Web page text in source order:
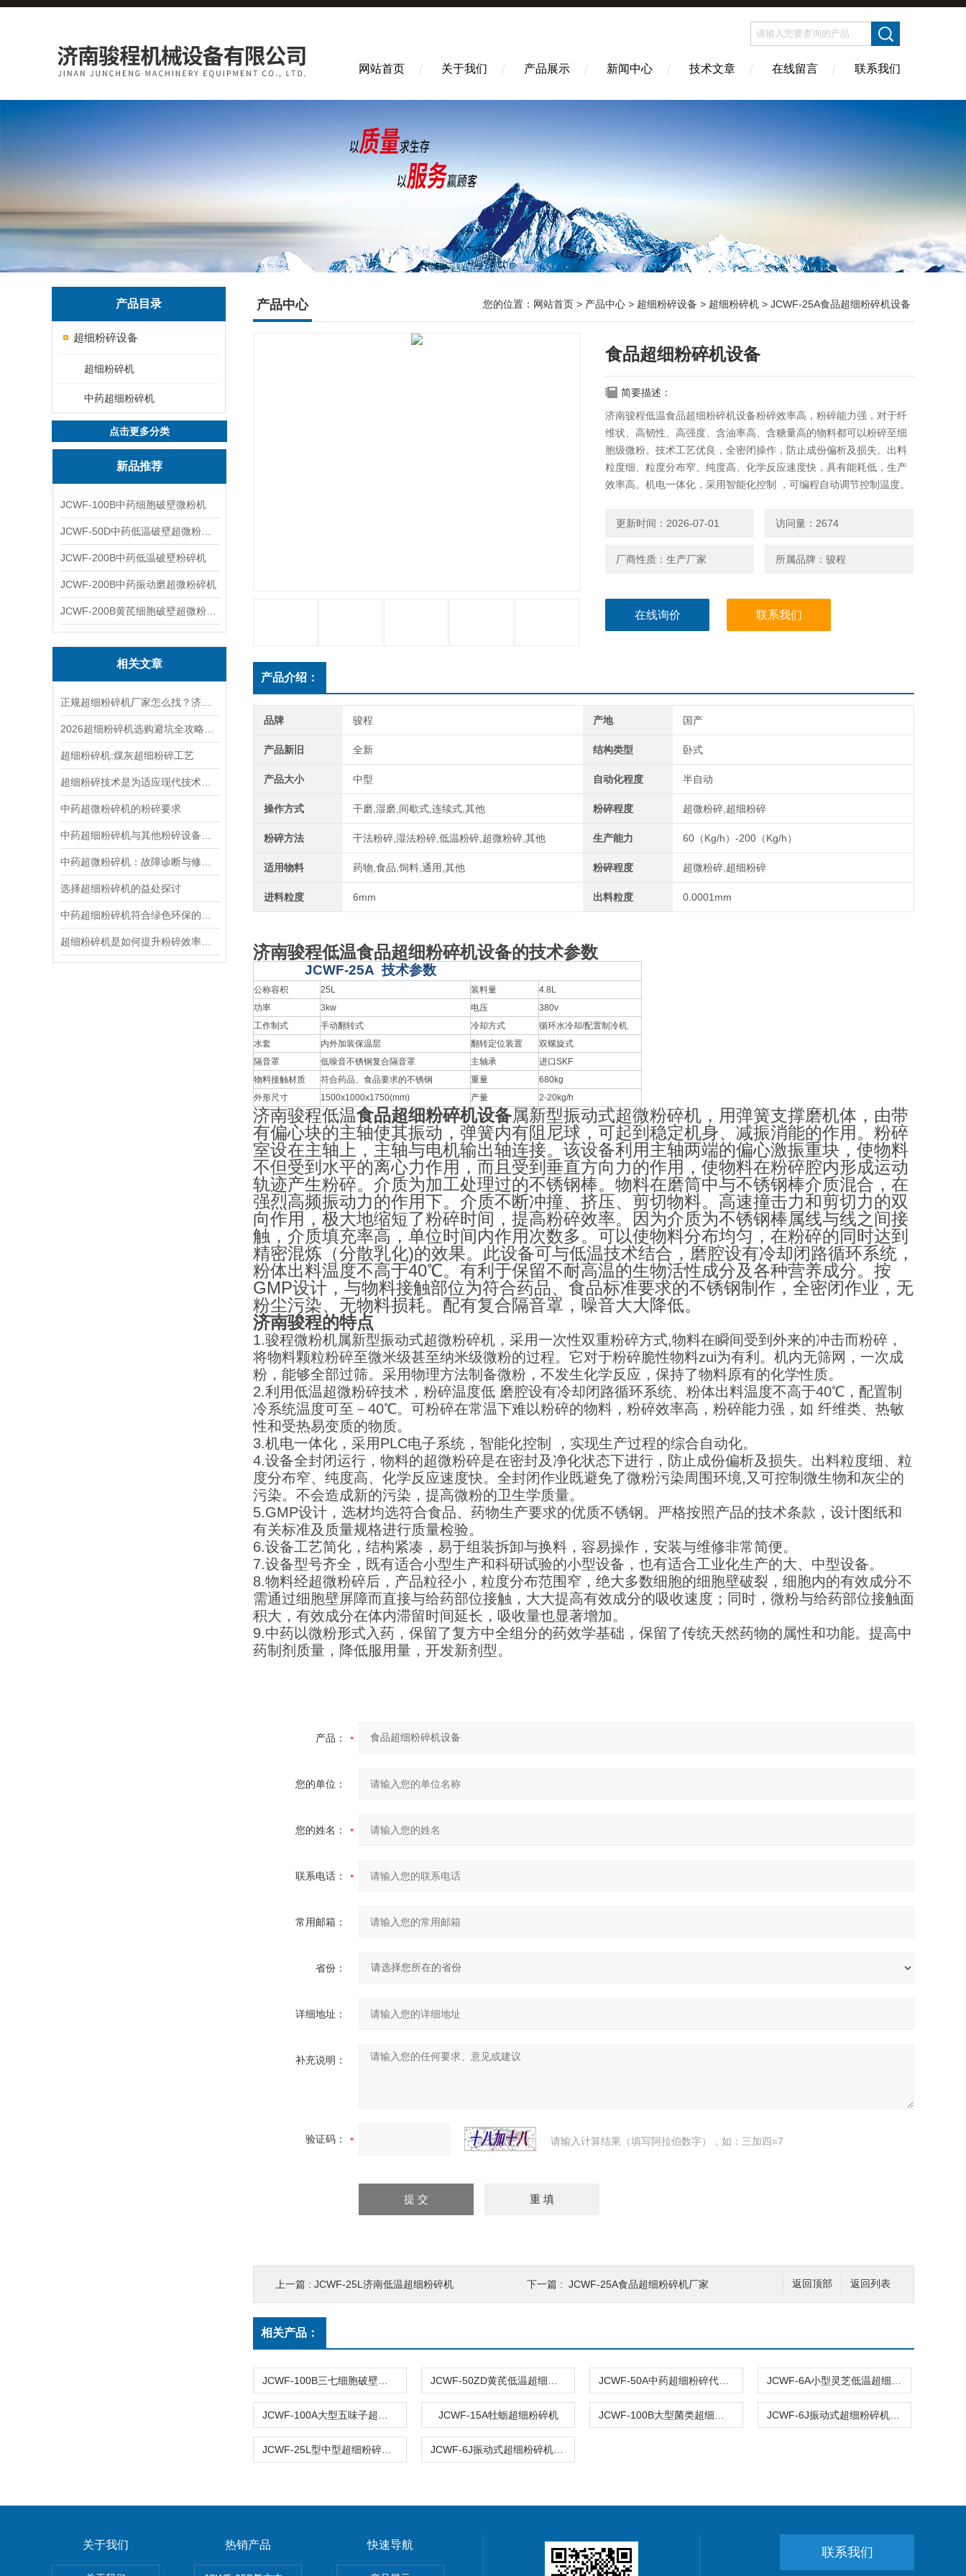
网站首页 关于我们 产品展示 新闻中心 技术文章 在线留言 联系我们
产品目录
超细粉碎设备
超细粉碎机
中药超细粉碎机
点击更多分类
新品推荐
JCWF-100B中药细胞破壁微粉机
JCWF-200B中药低温破壁粉碎机
JCWF-200B中药振动磨超微粉碎机
相关文章
超细粉碎机:煤灰超细粉碎工艺
中药超微粉碎机的粉碎要求
选择超细粉碎机的益处探讨
产品中心 您的位置： 网站首页 > 产品中心 > 超细粉碎设备 > 超细粉碎机 > JCWF-25A食品超细粉碎机设备
食品超细粉碎机设备
简要描述：
济南骏程低温食品超细粉碎机设备粉碎效率高，粉碎能力强，对于纤
维状、高韧性、高强度、含油率高、含糖量高的物料都可以粉碎至细
胞级微粉。技术工艺优良，全密闭操作，防止成份偏析及损失。出料
粒度细、粒度分布窄、纯度高、化学反应速度快，具有能耗低，生产
效率高。机电一体化，采用智能化控制 ，可编程自动调节控制温度。
更新时间：2026-07-01 访问量：2674
厂商性质：生产厂家 所属品牌：骏程
在线询价 联系我们
产品介绍：
品牌 骏程 产地 国产
产品新旧 全新 结构类型 卧式
产品大小 中型 自动化程度 半自动
操作方式 干磨,湿磨,间歇式,连续式,其他 粉碎程度 超微粉碎,超细粉碎
粉碎方法 干法粉碎,湿法粉碎,低温粉碎,超微粉碎,其他 生产能力 60（Kg/h）-200（Kg/h）
适用物料 药物,食品,饲料,通用,其他 粉碎程度 超微粉碎,超细粉碎
进料粒度 6mm 出料粒度 0.0001mm
济南骏程低温食品超细粉碎机设备的技术参数
JCWF-25A技术参数
公称容积 25L 装料量
4.8L
功率
3kw 电压
380v
工作制式
手动翻转式 冷却方式 循环水冷却/配置制冷机
水套
内外加装保温层 翻转定位装置
双螺旋式
隔音罩
低噪音不锈钢复合隔音罩 主轴承 进口SKF
物料接触材质
符合药品、食品要求的不锈钢 重量
680kg
外形尺寸
1500x1000x1750(mm) 产量 2-20kg/h
济南骏程低温食品超细粉碎机设备属新型振动式超微粉碎机，用弹簧支撑磨机体，由带
有偏心块的主轴使其振动，弹簧内有阻尼球，可起到稳定机身、减振消能的作用。粉碎
室设在主轴上，主轴与电机输出轴连接。该设备利用主轴两端的偏心激振重块，使物料
不但受到水平的离心力作用，而且受到垂直方向力的作用，使物料在粉碎腔内形成运动
轨迹产生粉碎。介质为加工处理过的不锈钢棒。物料在磨筒中与不锈钢棒介质混合，在
强烈高频振动力的作用下。介质不断冲撞、挤压、剪切物料。高速撞击力和剪切力的双
向作用，极大地缩短了粉碎时间，提高粉碎效率。因为介质为不锈钢棒属线与线之间接
触，介质填充率高，单位时间内作用次数多。可以使物料分布均匀，在粉碎的同时达到
精密混炼（分散乳化)的效果。此设备可与低温技术结合，磨腔设有冷却闭路循环系统，
粉体出料温度不高于40℃。有利于保留不耐高温的生物活性成分及各种营养成分。按
GMP设计，与物料接触部位为符合药品、食品标准要求的不锈钢制作，全密闭作业，无
粉尘污染、无物料损耗。配有复合隔音罩，噪音大大降低。
济南骏程的特点
1.骏程微粉机属新型振动式超微粉碎机，采用一次性双重粉碎方式,物料在瞬间受到外来的冲击而粉碎，
将物料颗粒粉碎至微米级甚至纳米级微粉的过程。它对于粉碎脆性物料zui为有利。机内无筛网，一次成
粉，能够全部过筛。采用物理方法制备微粉，不发生化学反应，保持了物料原有的化学性质。
2.利用低温超微粉碎技术，粉碎温度低 磨腔设有冷却闭路循环系统、粉体出料温度不高于40℃，配置制
冷系统温度可至－40℃。可粉碎在常温下难以粉碎的物料，粉碎效率高，粉碎能力强，如 纤维类、热敏
性和受热易变质的物质。
3.机电一体化，采用PLC电子系统，智能化控制 ，实现生产过程的综合自动化。
4.设备全封闭运行，物料的超微粉碎是在密封及净化状态下进行，防止成份偏析及损失。出料粒度细、粒
度分布窄、纯度高、化学反应速度快。全封闭作业既避免了微粉污染周围环境,又可控制微生物和灰尘的
污染。不会造成新的污染，提高微粉的卫生学质量。
5.GMP设计，选材均选符合食品、药物生产要求的优质不锈钢。严格按照产品的技术条款，设计图纸和
有关标准及质量规格进行质量检验。
6.设备工艺简化，结构紧凑，易于组装拆卸与换料，容易操作，安装与维修非常简便。
7.设备型号齐全，既有适合小型生产和科研试验的小型设备，也有适合工业化生产的大、中型设备。
8.物料经超微粉碎后，产品粒径小，粒度分布范围窄，绝大多数细胞的细胞壁破裂，细胞内的有效成分不
需通过细胞壁屏障而直接与给药部位接触，大大提高有效成分的吸收速度；同时，微粉与给药部位接触面
积大，有效成分在体内滞留时间延长，吸收量也显著增加。
9.中药以微粉形式入药，保留了复方中全组分的药效学基础，保留了传统天然药物的属性和功能。提高中
药制剂质量，降低服用量，开发新剂型。
产品：
您的单位：
您的姓名：
联系电话：
常用邮箱：
省份：
详细地址：
补充说明：
验证码： 请输入计算结果（填写阿拉伯数字），如：三加四=7
返回列表
返回顶部
上一篇 : JCWF-25L济南低温超细粉碎机 下一篇 : JCWF-25A食品超细粉碎机厂家
相关产品：
JCWF-15A牡蛎超细粉碎机
关于我们 热销产品 快速导航
联系我们